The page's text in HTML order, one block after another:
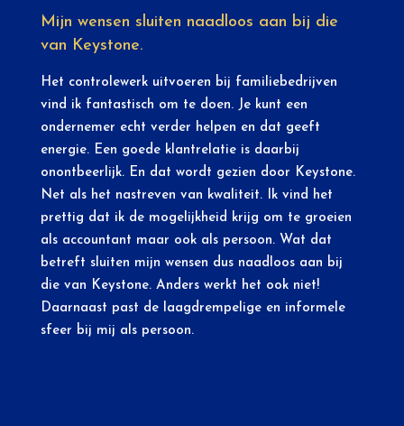
Mijn wensen sluiten naadloos aan bij die
van Keystone.
Het controlewerk uitvoeren bij familiebedrijven
vind ik fantastisch om te doen. Je kunt een
ondernemer echt verder helpen en dat geeft
energie. Een goede klantrelatie is daarbij
onontbeerlijk. En dat wordt gezien door Keystone.
Net als het nastreven van kwaliteit. Ik vind het
prettig dat ik de mogelijkheid krijg om te groeien
als accountant maar ook als persoon. Wat dat
betreft sluiten mijn wensen dus naadloos aan bij
die van Keystone. Anders werkt het ook niet!
Daarnaast past de laagdrempelige en informele
sfeer bij mij als persoon.